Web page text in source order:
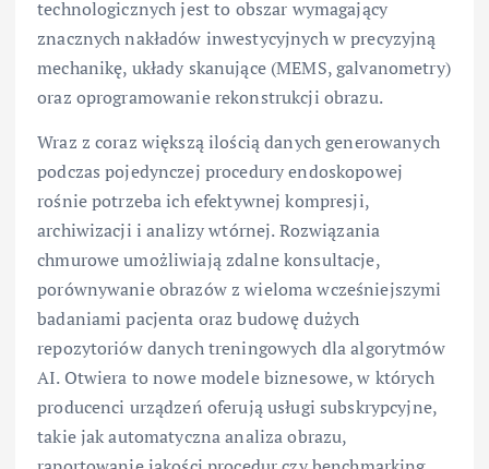
technologicznych jest to obszar wymagający
znacznych nakładów inwestycyjnych w precyzyjną
mechanikę, układy skanujące (MEMS, galvanometry)
oraz oprogramowanie rekonstrukcji obrazu.
Wraz z coraz większą ilością danych generowanych
podczas pojedynczej procedury endoskopowej
rośnie potrzeba ich efektywnej kompresji,
archiwizacji i analizy wtórnej. Rozwiązania
chmurowe umożliwiają zdalne konsultacje,
porównywanie obrazów z wieloma wcześniejszymi
badaniami pacjenta oraz budowę dużych
repozytoriów danych treningowych dla algorytmów
AI. Otwiera to nowe modele biznesowe, w których
producenci urządzeń oferują usługi subskrypcyjne,
takie jak automatyczna analiza obrazu,